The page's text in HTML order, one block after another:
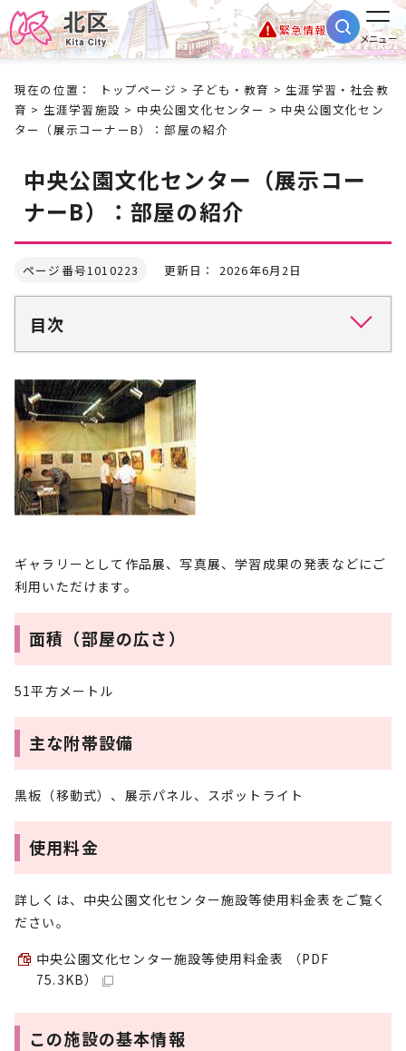
緊急情報
メニュー
現在の位置： トップページ >子ども・教育 > 生涯学習・社会教
育 > 生涯学習施設 > 中央公園文化センター > 中央公園文化セン
ター（展示コーナーB）：部屋の紹介
中央公園文化センター（展示コー
ナーB）：部屋の紹介
ページ番号1010223 更新日： 2026年6月2日
目次
ギャラリーとして作品展、写真展、学習成果の発表などにご
利用いただけます。
面積（部屋の広さ）
51平方メートル
主な附帯設備
黒板（移動式）、展示パネル、スポットライト
使用料金
詳しくは、中央公園文化センター施設等使用料金表をご覧く
ださい。
中央公園文化センター施設等使用料金表 （PDF
75.3KB）
この施設の基本情報